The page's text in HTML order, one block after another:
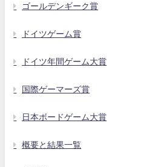
ゴールデンギーク賞
ドイツゲーム賞
ドイツ年間ゲーム大賞
国際ゲーマーズ賞
日本ボードゲーム大賞
概要と結果一覧